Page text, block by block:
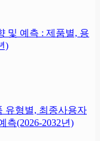
및 예측 : 제품별, 용
)
유형별, 최종사용자
측(2026-2032년)